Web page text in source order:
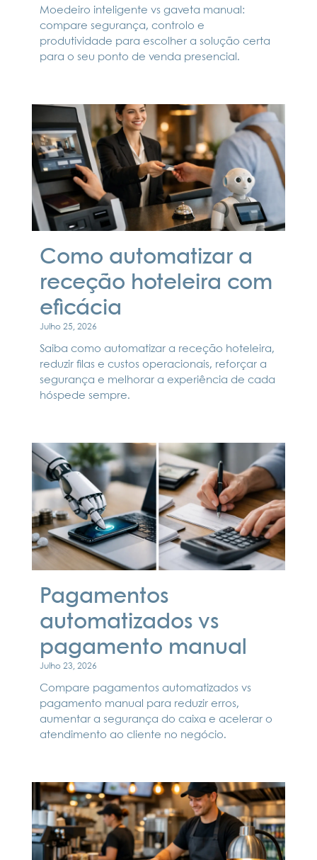
Moedeiro inteligente vs gaveta manual:
compare segurança, controlo e
produtividade para escolher a solução certa
para o seu ponto de venda presencial.
Como automatizar a
receção hoteleira com
eficácia
Julho 25, 2026
Saiba como automatizar a receção hoteleira,
reduzir filas e custos operacionais, reforçar a
segurança e melhorar a experiência de cada
hóspede sempre.
Pagamentos
automatizados vs
pagamento manual
Julho 23, 2026
Compare pagamentos automatizados vs
pagamento manual para reduzir erros,
aumentar a segurança do caixa e acelerar o
atendimento ao cliente no negócio.